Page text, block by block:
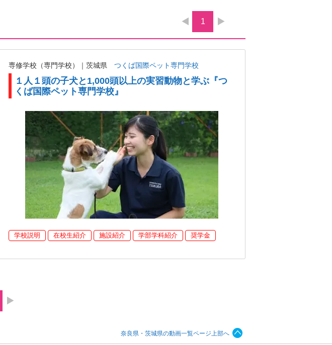
1
専修学校（専門学校）｜茨城県 つくば国際ペット専門学校
１人１頭の子犬と1,000頭以上の実習動物と学ぶ『つ
くば国際ペット専門学校』
学校説明 在校生紹介 施設紹介 学部学科紹介 奨学金
奈良県・茨城県の動画一覧ページ上部へ